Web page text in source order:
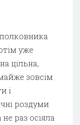
уже
цільна,
зовсім
і
роздуми
раз осіяла